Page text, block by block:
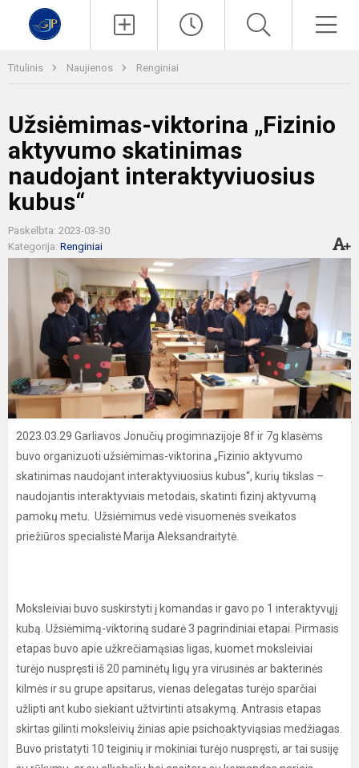
Titulinis Naujienos Renginiai
Užsiėmimas-viktorina „Fizinio
aktyvumo skatinimas
naudojant interaktyviuosius
kubus“
Paskelbta: 2023-03-30
Kategorija: Renginiai
2023.03.29 Garliavos Jonučių progimnazijoje 8f ir 7g klasėms
buvo organizuoti užsiėmimas-viktorina „Fizinio aktyvumo
skatinimas naudojant interaktyviuosius kubus“, kurių tikslas –
naudojantis interaktyviais metodais, skatinti fizinį aktyvumą
pamokų metu. Užsiėmimus vedė visuomenės sveikatos
priežiūros specialistė Marija Aleksandraitytė.
Moksleiviai buvo suskirstyti į komandas ir gavo po 1 interaktyvųjį
kubą. Užsiėmimą-viktoriną sudarė 3 pagrindiniai etapai. Pirmasis
etapas buvo apie užkrečiamąsias ligas, kuomet moksleiviai
turėjo nuspręsti iš 20 paminėtų ligų yra virusinės ar bakterinės
kilmės ir su grupe apsitarus, vienas delegatas turėjo sparčiai
užlipti ant kubo siekiant užtvirtinti atsakymą. Antrasis etapas
skirtas gilinti moksleivių žinias apie psichoaktyviąsias medžiagas.
Buvo pristatyti 10 teiginių ir mokiniai turėjo nuspręsti, ar tai susiję